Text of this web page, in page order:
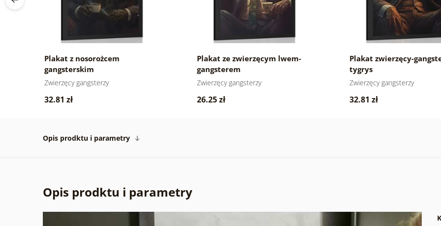
Plakat z nosorożcem
gangsterskim
Zwierzęcy gangsterzy
32.81 zł
Plakat ze zwierzęcym lwem-
gangsterem
Zwierzęcy gangsterzy
26.25 zł
Plakat zwierzęcy-
tygrys
Zwierzęcy gangsterzy
32.81 zł
Opis prodktu i parametry
Opis prodktu i parametry